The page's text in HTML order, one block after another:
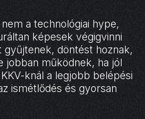
a technológiai hype,
képesek végigvinni
gyűjtenek, döntést hoznak,
jobban működnek, ha jól
knál a legjobb belépési
ismétlődés és gyorsan